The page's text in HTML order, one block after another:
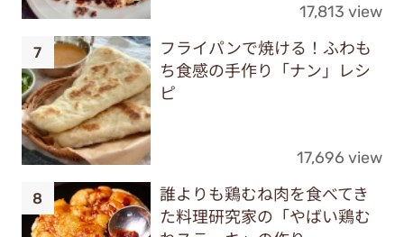
17,813 view
フライパンで焼ける！ふわも
ち食感の手作り「ナン」レシ
ピ
17,696 view
誰よりも鶏むね肉を食べてき
た料理研究家の「やばい鶏む